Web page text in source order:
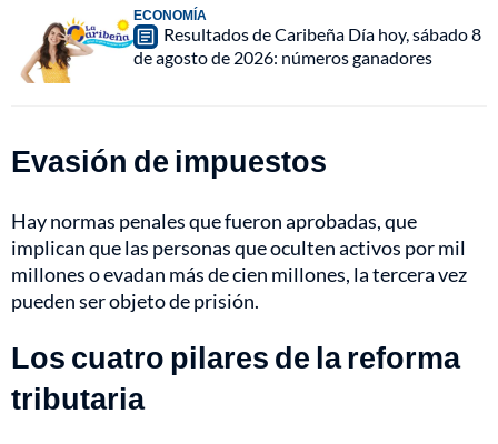
ECONOMÍA
Resultados de Caribeña Día hoy, sábado 8
de agosto de 2026: números ganadores
Evasión de impuestos
Hay normas penales que fueron aprobadas, que
implican que las personas que oculten activos por mil
millones o evadan más de cien millones, la tercera vez
pueden ser objeto de prisión.
Los cuatro pilares de la reforma
tributaria